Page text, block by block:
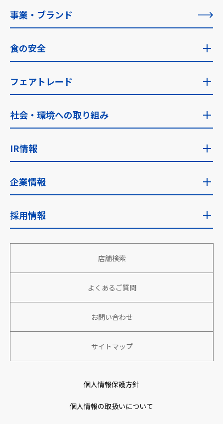
理念の実現に向けて
事業・ブランド
食の安全
食の安全トップ
食品安全検査
フェアトレード
フェアトレードトップ
フェアトレード取り組み国
社会・環境への取り組み
社会・環境への取り組みトップ
サステナビリティ推進体制
安全な食を安定的に世界へ
地域社会への貢献
働きがい、生きがいのある組織づくり
パートナーと共に成長、繁栄
IR情報
IR情報トップ
経営目標
株主向け情報
企業情報
企業情報トップ
社名の由来
採用情報
採用情報トップ
新卒採用
アルバイト・パート採用
店舗検索
よくあるご質問
お問い合わせ
サイトマップ
個人情報保護方針
個人情報の取扱いについて